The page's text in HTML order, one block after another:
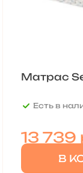
Матрас
Есть в
13 739
В